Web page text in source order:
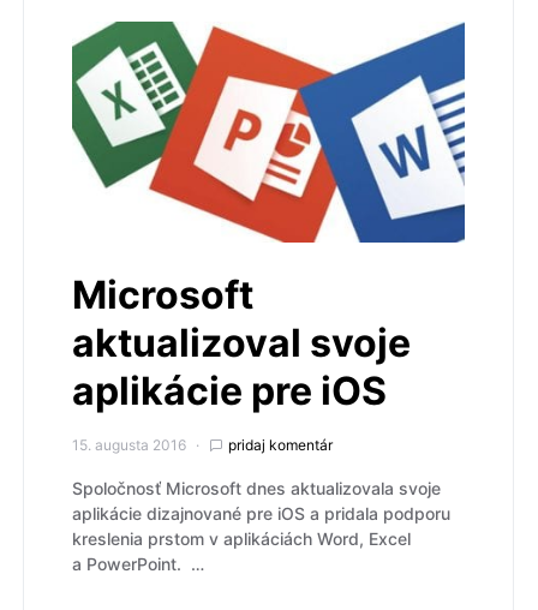
Microsoft
aktualizoval svoje
aplikácie pre iOS
15. augusta 2016 pridaj komentár
Spoločnosť Microsoft dnes aktualizovala svoje
aplikácie dizajnované pre iOS a pridala podporu
kreslenia prstom v aplikáciách Word, Excel
a PowerPoint. …